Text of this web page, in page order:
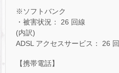
※ソフトバンク
・被害状況： 26 回線
(内訳)
ADSL アクセスサービス： 26
【携帯電話】